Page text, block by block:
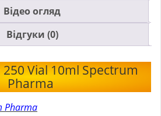
Відео огляд
Відгуки (0)
Vial 10ml Spectrum
Pharma
Pharma